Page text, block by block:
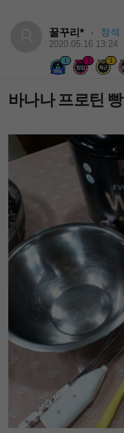
꿀꾸리* · 정석
2020.05.16 13:24
1 1 1
바나나 프로틴 빵